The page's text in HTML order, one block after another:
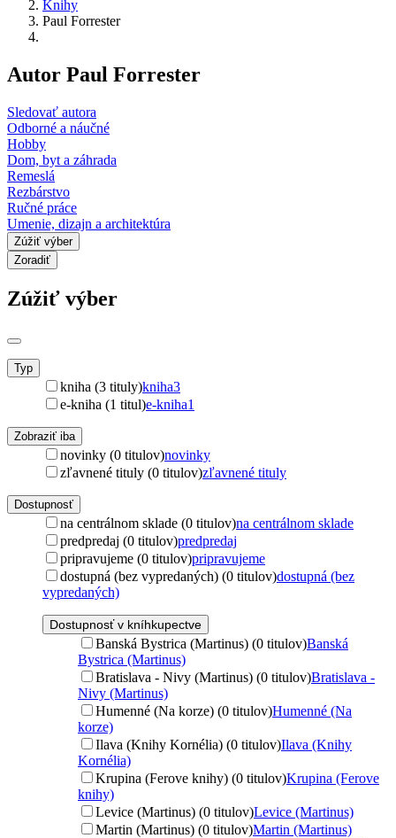
Knihy
Paul Forrester
Autor Paul Forrester
Sledovať autora
Odborné a náučné
Hobby
Dom, byt a záhrada
Remeslá
Rezbárstvo
Ručné práce
Umenie, dizajn a architektúra
Zúžiť výber
Zoradiť
Zúžiť výber
Typ
kniha (3 tituly)kniha3
e-kniha (1 titul)e-kniha1
Zobraziť iba
novinky (0 titulov)novinky
zľavnené tituly (0 titulov)zľavnené tituly
Dostupnosť
na centrálnom sklade (0 titulov)na centrálnom sklade
predpredaj (0 titulov)predpredaj
pripravujeme (0 titulov)pripravujeme
dostupná (bez vypredaných) (0 titulov)dostupná (bez
vypredaných)
Dostupnosť v kníhkupectve
Banská Bystrica (Martinus) (0 titulov)Banská
Bystrica (Martinus)
Bratislava - Nivy (Martinus) (0 titulov)Bratislava -
Nivy (Martinus)
Humenné (Na korze) (0 titulov)Humenné (Na
korze)
Ilava (Knihy Kornélia) (0 titulov)Ilava (Knihy
Kornélia)
Krupina (Ferove knihy) (0 titulov)Krupina (Ferove
knihy)
Levice (Martinus) (0 titulov)Levice (Martinus)
Martin (Martinus) (0 titulov)Martin (Martinus)